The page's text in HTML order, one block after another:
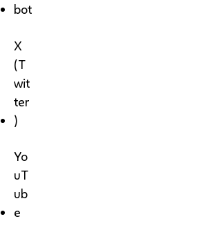
bot
X
(T
wit
ter
)
Yo
uT
ub
e